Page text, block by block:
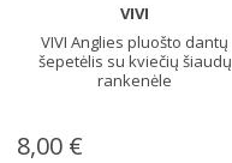
VIVI
VIVI Anglies pluošto dantų
šepetėlis su kviečių šiaudų
rankenėle
8,00 €